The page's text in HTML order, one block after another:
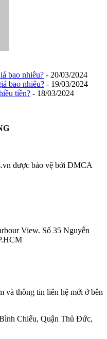
bao nhiêu? - 20/03/2024
bao nhiêu? - 19/03/2024
tiền? - 18/03/2024
được bảo vệ bởi DMCA
View. Số 35 Nguyễn
và thông tin liên hệ mới ở bên
Chiểu, Quận Thủ Đức,